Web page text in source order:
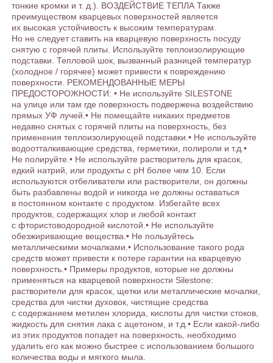
тонкие кромки и т. д.). ВОЗДЕЙСТВИЕ ТЕПЛА Также
преимуществом кварцевых поверхностей является
их высокая устойчивость к высоким температурам.
Но не следует ставить на кварцевую поверхность посуду
снятую с горячей плиты. Используйте теплоизолирующие
подставки. Тепловой шок, вызванный разницей температур
(холодное / горячее) может привести к повреждению
поверхности. РЕКОМЕНДОВАННЫЕ МЕРЫ
ПРЕДОСТОРОЖНОСТИ: • Не используйте SILESTONE
на улице или там где поверхность подвержена воздействию
прямых УФ лучей.• Не помещайте никаких предметов
недавно снятых с горячей плиты на поверхность, без
применения теплоизолирующей подставки.• Не используйте
водоотталкивающие средства, герметики, полироли и т.д.•
Не полируйте.• Не используйте растворитель для красок,
едкий натрий, или продукты с рН более чем 10. Если
используются отбеливатели или растворители, он должны
быть разбавлены водой и никогда не должны оставаться
в постоянном контакте с продуктом. Избегайте всех
продуктов, содержащих хлор и любой контакт
с фтористоводородной кислотой.• Не используйте
обезжиривающие вещества.• Не пользуйтесь
металлическими мочалками.• Использование такого рода
средств может привести к потере гарантии на кварцевую
поверхность.• Примеры продуктов, которые не должны
применяться на кварцевой поверхности Silestone:
растворители для красок, щетки или металлические мочалки,
средства для чистки духовок, чистящие средства
с содержанием метилен хлорида, кислоты для чистки стоков,
жидкость для снятия лака с ацетоном, и т.д.• Если какой-либо
из этих продуктов попадет на поверхность, необходимо
удалить его как можно быстрее с использованием большого
количества воды и мягкого мыла.